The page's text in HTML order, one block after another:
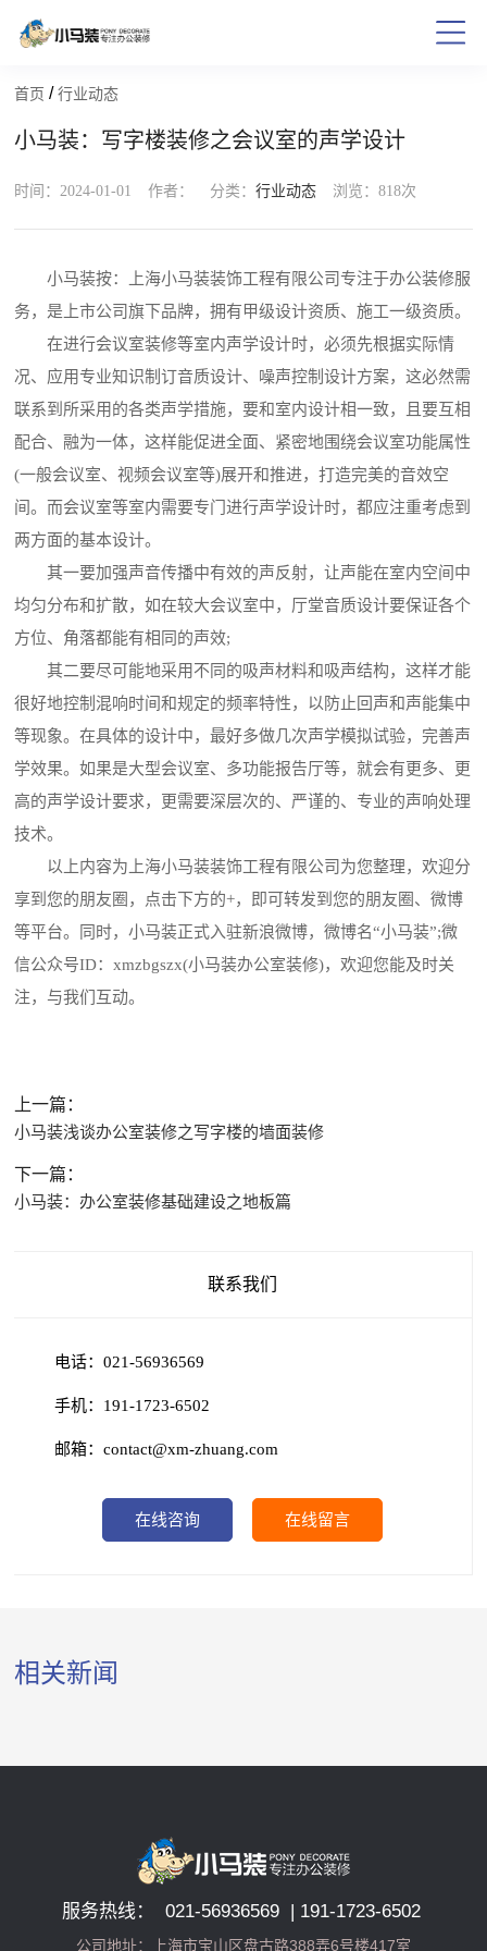
首页 /行业动态
小马装：写字楼装修之会议室的声学设计
时间：2024-01-01 作者： 分类：行业动态 浏览：818次
小马装按：上海小马装装饰工程有限公司专注于办公装修服
务，是上市公司旗下品牌，拥有甲级设计资质、施工一级资质。
在进行会议室装修等室内声学设计时，必须先根据实际情
况、应用专业知识制订音质设计、噪声控制设计方案，这必然需
联系到所采用的各类声学措施，要和室内设计相一致，且要互相
配合、融为一体，这样能促进全面、紧密地围绕会议室功能属性
(一般会议室、视频会议室等)展开和推进，打造完美的音效空
间。而会议室等室内需要专门进行声学设计时，都应注重考虑到
两方面的基本设计。
其一要加强声音传播中有效的声反射，让声能在室内空间中
均匀分布和扩散，如在较大会议室中，厅堂音质设计要保证各个
方位、角落都能有相同的声效;
其二要尽可能地采用不同的吸声材料和吸声结构，这样才能
很好地控制混响时间和规定的频率特性，以防止回声和声能集中
等现象。在具体的设计中，最好多做几次声学模拟试验，完善声
学效果。如果是大型会议室、多功能报告厅等，就会有更多、更
高的声学设计要求，更需要深层次的、严谨的、专业的声响处理
技术。
以上内容为上海小马装装饰工程有限公司为您整理，欢迎分
享到您的朋友圈，点击下方的+，即可转发到您的朋友圈、微博
等平台。同时，小马装正式入驻新浪微博，微博名“小马装”;微
信公众号ID：xmzbgszx(小马装办公室装修)，欢迎您能及时关
注，与我们互动。
上一篇：
小马装浅谈办公室装修之写字楼的墙面装修
下一篇：
小马装：办公室装修基础建设之地板篇
联系我们
电话：021-56936569
手机：191-1723-6502
邮箱：contact@xm-zhuang.com
在线咨询 在线留言
相关新闻
服务热线： 021-56936569 | 191-1723-6502
公司地址：上海市宝山区盘古路388弄6号楼417室